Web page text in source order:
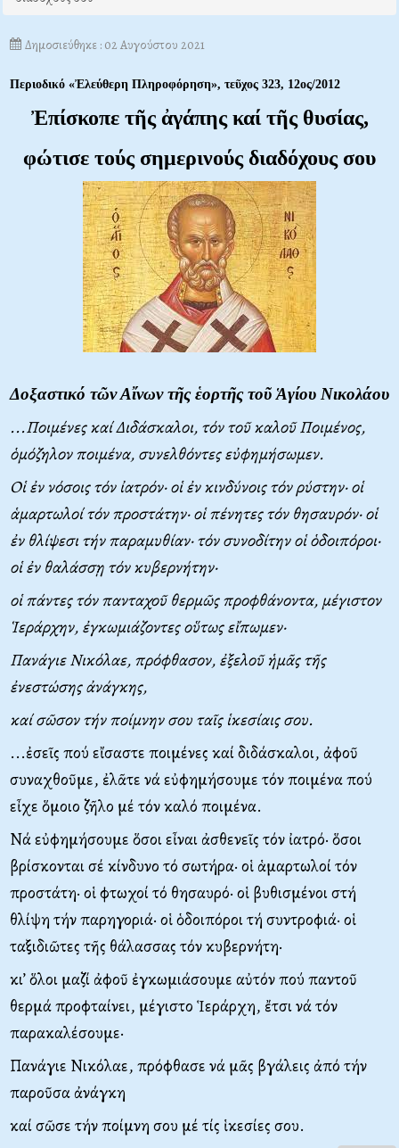
Δημοσιεύθηκε : 02 Αυγούστου 2021
Περιοδικό «Ἐλεύθερη Πληροφόρηση», τεῦχος 323, 12ος/2012
Ἐπίσκοπε τῆς ἀγάπης καί τῆς θυσίας,
φώτισε τούς σημερινούς διαδόχους σου
Δοξαστικό τῶν Αἴνων τῆς ἑορτῆς τοῦ Ἁγίου Νικολάου
...Ποιμένες καί Διδάσκαλοι, τόν τοῦ καλοῦ Ποιμένος,
ὁμόζηλον ποιμένα, συνελθόντες εὐφημήσωμεν.
Οἱ ἐν νόσοις τόν ἰατρόν· οἱ ἐν κινδύνοις τόν ρύστην· οἱ
ἁμαρτωλοί τόν προστάτην· οἱ πένητες τόν θησαυρόν· οἱ
ἐν θλίψεσι τήν παραμυθίαν· τόν συνοδίτην οἱ ὁδοιπόροι·
οἱ ἐν θαλάσσῃ τόν κυβερνήτην·
οἱ πάντες τόν πανταχοῦ θερμῶς προφθάνοντα, μέγιστον
Ἱεράρχην, ἐγκωμιάζοντες οὕτως εἴπωμεν·
Πανάγιε Νικόλαε, πρόφθασον, ἐξελοῦ ἡμᾶς τῆς
ἐνεστώσης ἀνάγκης,
καί σῶσον τήν ποίμνην σου ταῖς ἱκεσίαις σου.
...ἐσεῖς πού εἴσαστε ποιμένες καί διδάσκαλοι, ἀφοῦ
συναχθοῦμε, ἐλᾶτε νά εὐφημήσουμε τόν ποιμένα πού
εἶχε ὅμοιο ζῆλο μέ τόν καλό ποιμένα.
Νά εὐφημήσουμε ὅσοι εἶναι ἀσθενεῖς τόν ἰατρό· ὅσοι
βρίσκονται σέ κίνδυνο τό σωτήρα· οἱ ἁμαρτωλοί τόν
προστάτη· οἱ φτωχοί τό θησαυρό· οἱ βυθισμένοι στή
θλίψη τήν παρηγοριά· οἱ ὁδοιπόροι τή συντροφιά· οἱ
ταξιδιῶτες τῆς θάλασσας τόν κυβερνήτη·
κι’ ὅλοι μαζί ἀφοῦ ἐγκωμιάσουμε αὐτόν πού παντοῦ
θερμά προφταίνει, μέγιστο Ἱεράρχη, ἔτσι νά τόν
παρακαλέσουμε·
Πανάγιε Νικόλαε, πρόφθασε νά μᾶς βγάλεις ἀπό τήν
παροῦσα ἀνάγκη
καί σῶσε τήν ποίμνη σου μέ τίς ἱκεσίες σου.